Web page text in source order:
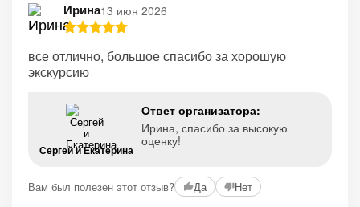
Ирина13 июн 2026
все отлично, большое спасибо за хорошую
экскурсию
Сергей и Екатерина
Ответ организатора:
Ирина, спасибо за высокую
оценку!
Вам был полезен этот отзыв? Да Нет